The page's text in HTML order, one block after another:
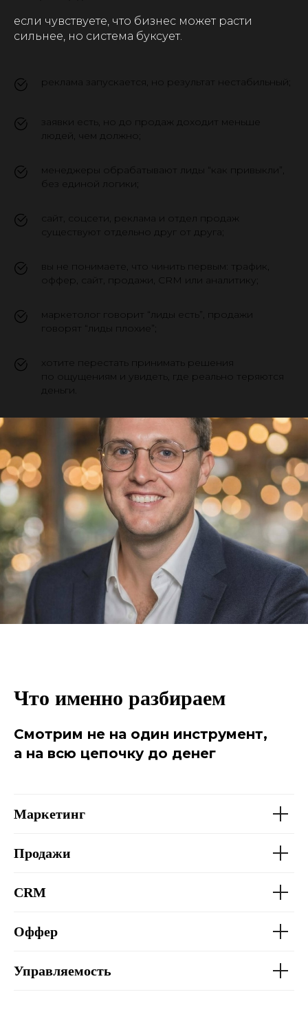
если чувствуете, что бизнес может расти
сильнее, но система буксует.
реклама запускается, но результат нестабильный;
заявки есть, но до продаж доходит меньше
людей, чем должно;
менеджеры обрабатывают лиды “как привыкли”,
без единой логики;
сайт, соцсети, реклама и отдел продаж
существуют отдельно друг от друга;
вы не понимаете, что чинить первым: трафик,
оффер, сайт, продажи, CRM или аналитику;
маркетолог говорит “лиды есть”, продажи
говорят “лиды плохие”;
хотите перестать принимать решения
по ощущениям и увидеть, где реально теряются
деньги.
Что именно разбираем
Смотрим не на один инструмент,
а на всю цепочку до денег
Маркетинг
Продажи
CRM
Оффер
Управляемость